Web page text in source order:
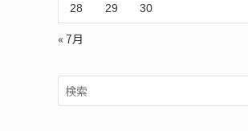
28 29 30
« 7月